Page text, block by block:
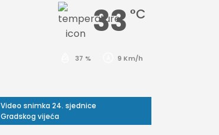
33 °C
37 % 9 Km/h
Video snimka 24. sjednice
Gradskog vijeća